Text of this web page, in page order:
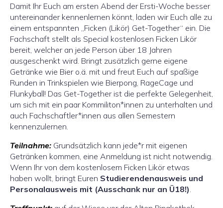
Damit Ihr Euch am ersten Abend der Ersti-Woche besser
untereinander kennenlernen könnt, laden wir Euch alle zu
einem entspannten „Ficken (Likör) Get-Together“ ein. Die
Fachschaft stellt als Special kostenlosen Ficken Likör
bereit, welcher an jede Person über 18 Jahren
ausgeschenkt wird. Bringt zusätzlich gerne eigene
Getränke wie Bier o.ä. mit und freut Euch auf spaßige
Runden in Trinkspielen wie Bierpong, RageCage und
Flunkyball! Das Get-Together ist die perfekte Gelegenheit,
um sich mit ein paar Kommiliton*innen zu unterhalten und
auch Fachschaftler*innen aus allen Semestern
kennenzulernen.
Teilnahme: Grundsätzlich kann jede*r mit eigenen
Getränken kommen, eine Anmeldung ist nicht notwendig.
Wenn Ihr von dem kostenlosem Ficken Likör etwas
haben wollt, bringt Euren Studierendenausweis und
Personalausweis mit (Ausschank nur an Ü18!)